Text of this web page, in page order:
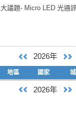
議題- Micro LED 光
2026年
地區 國家
2026年